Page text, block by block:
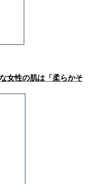
女性の肌は「柔らかそ